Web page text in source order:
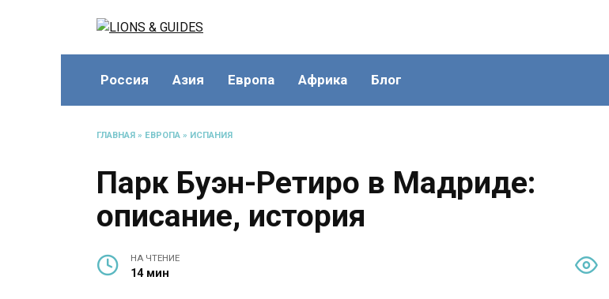
Россия Азия Европа Африка Блог
ГЛАВНАЯ » ЕВРОПА » ИСПАНИЯ
Парк Буэн-Ретиро в Мадриде:
описание, история
НА ЧТЕНИЕ
14 мин